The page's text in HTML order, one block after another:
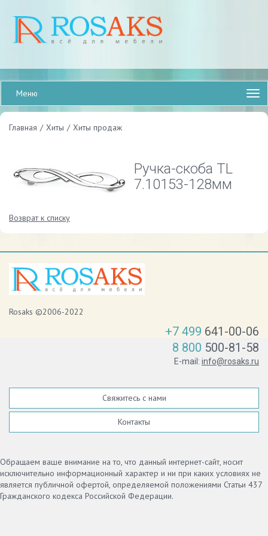
Меню
Главная / Хиты / Хиты продаж
Ручка-скоба TL
7.10153-128мм
Возврат к списку
Rosaks ©2006-2022
+7 499 641-00-06
8 800 500-81-58
E-mail: info@rosaks.ru
Свяжитесь с нами
Контакты
Обращаем ваше внимание на то, что данный интернет-сайт, носит
исключительно информационный характер и ни при каких условиях не
является публичной офертой, определяемой положениями Статьи 437
Гражданского кодекса Российской Федерации.